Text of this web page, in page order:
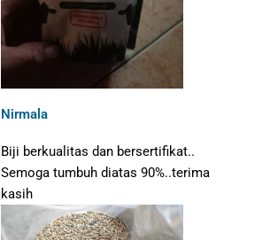
Nirmala
Biji berkualitas dan bersertifikat..
Semoga tumbuh diatas 90%..terima
kasih